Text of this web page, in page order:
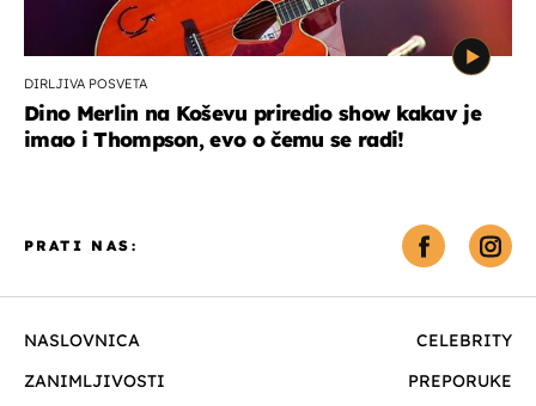
DIRLJIVA POSVETA
Dino Merlin na Koševu priredio show kakav je
imao i Thompson, evo o čemu se radi!
NASLOVNICA
CELEBRITY
ZANIMLJIVOSTI
PREPORUKE
PRATI NAS: